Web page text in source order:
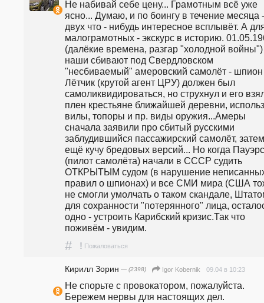
Не набивай себе цену... Грамотным всё уже
ясно... Думаю, и по боингу в течение месяца -
двух что - нибудь интересное всплывёт. А
малограмотных - экскурс в историю.
(далёкие времена, разгар "холодной войны")
наши сбивают под Свердловском
"несбиваемый" амеровский самолёт -
Лётчик (крутой агент ЦРУ) должен был
самоликвидироваться, но струхнул и его
плен крестьяне ближайшей деревни,
вилы, топоры и пр. виды оружия...Амеры
сначала заявили про сбитый русскими
заблудившийся пассажирский самолёт,
ещё кучу бредовых версий... Но когда
(пилот самолёта) начали в СССР судить
ОТКРЫТЫМ судом (в нарушение
правил о шпионах) и все СМИ мира (США
не смогли умолчать о таком скандале,
для сохранности "потерянного" лица,
одно - устроить Карибский кризис.Так что
поживём - увидим.
# ! Пожаловаться
Кирилл Зорин — (2398) Igor Kobernik 09.04 в 10:23
Не спорьте с провокатором, пожалуйста.
Бережем нервы для настоящих дел.